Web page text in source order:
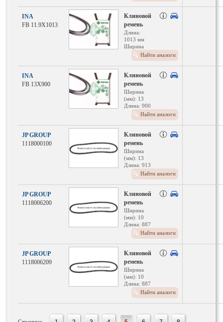
INA
FB 11.9X1013
Клиновой
ремень
Длина:
1013 мм
Ширина
(мм): 11.9Найти аналоги
INA
FB 13X900
Клиновой
ремень
Ширина
(мм): 13
Длина: 900
Найти аналоги
JP GROUP
1118000100
Клиновой
ремень
Ширина
(мм): 13
Длина: 913
Найти аналоги
JP GROUP
1118006200
Клиновой
ремень
Ширина
(мм): 10
Длина: 887
Найти аналоги
JP GROUP
1118006209
Клиновой
ремень
Ширина
(мм): 10
Длина: 887
Найти аналоги